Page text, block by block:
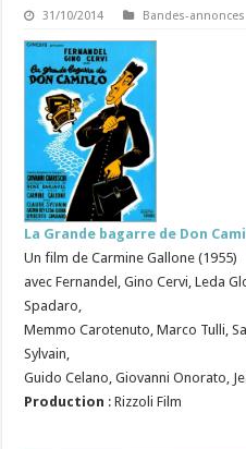
31/10/2014 Bandes-annonces
La Grande bagarre de Don
Un film de Carmine Gallone (1955)
avec Fernandel, Gino Cervi, Leda
Spadaro,
Memmo Carotenuto, Marco Tulli,
Sylvain,
Guido Celano, Giovanni Onorato,
Production : Rizzoli Film